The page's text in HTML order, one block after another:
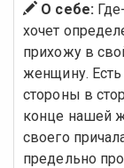
О себе:
хочет
прихожу в
женщину.
стороны в
конце нашей
своего
предельно